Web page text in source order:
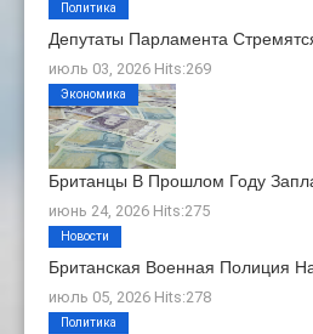
Депутаты Парламента
июль 03, 2026 Hits:269
Политика
Британцы В Прошлом Году
июнь 24, 2026 Hits:275
Экономика
Британская Военная Полиция
июль 05, 2026 Hits:278
Новости
Политика